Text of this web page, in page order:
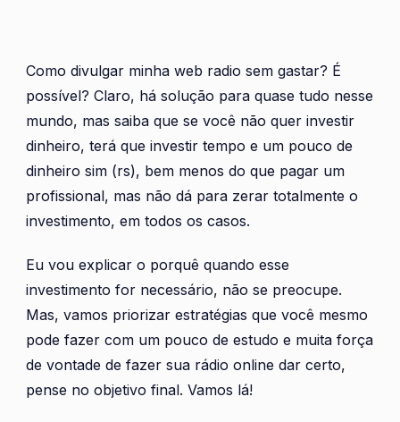
Como divulgar minha web radio sem gastar? É
possível? Claro, há solução para quase tudo nesse
mundo, mas saiba que se você não quer investir
dinheiro, terá que investir tempo e um pouco de
dinheiro sim (rs), bem menos do que pagar um
profissional, mas não dá para zerar totalmente o
investimento, em todos os casos.
Eu vou explicar o porquê quando esse
investimento for necessário, não se preocupe.
Mas, vamos priorizar estratégias que você mesmo
pode fazer com um pouco de estudo e muita força
de vontade de fazer sua rádio online dar certo,
pense no objetivo final. Vamos lá!